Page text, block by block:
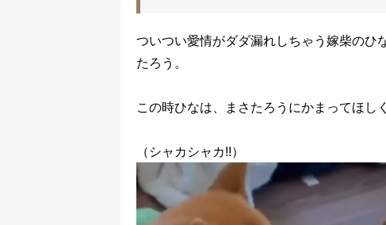
ついつい愛情がダダ漏れしちゃう嫁柴のひ
たろう。
この時ひなは、まさたろうにかまってほし
（シャカシャカ!!）